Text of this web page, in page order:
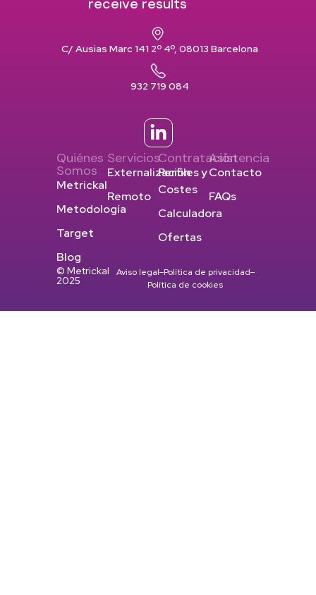
C/ Ausias Marc 141 2º 4º, 08013 Barcelona
932 719 084
Quiénes
Somos
Metrickal
Metodología
Target
Blog
Servicios
Externalización
Remoto
Contratación
Perfiles y
Costes
Calculadora
Ofertas
Asistencia
Contacto
FAQs
© Metrickal
2025
Aviso legal Política de privacidad
Política de cookies